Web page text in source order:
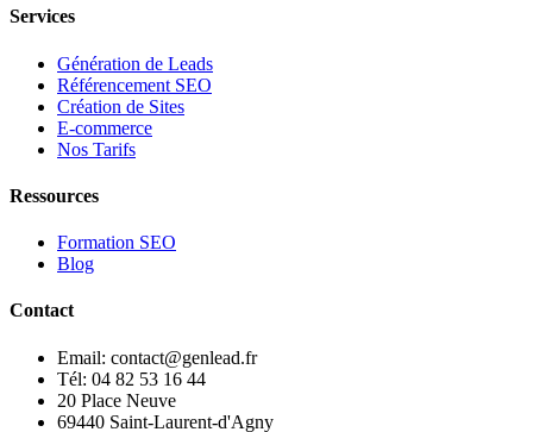
Services
Génération de Leads
Référencement SEO
Création de Sites
E-commerce
Nos Tarifs
Ressources
Formation SEO
Blog
Contact
Email: contact@genlead.fr
Tél: 04 82 53 16 44
20 Place Neuve
69440 Saint-Laurent-d'Agny